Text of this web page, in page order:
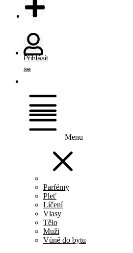
Přihlásit
se
Menu
Parfémy
Pleť
Líčení
Vlasy
Tělo
Muži
Vůně do bytu